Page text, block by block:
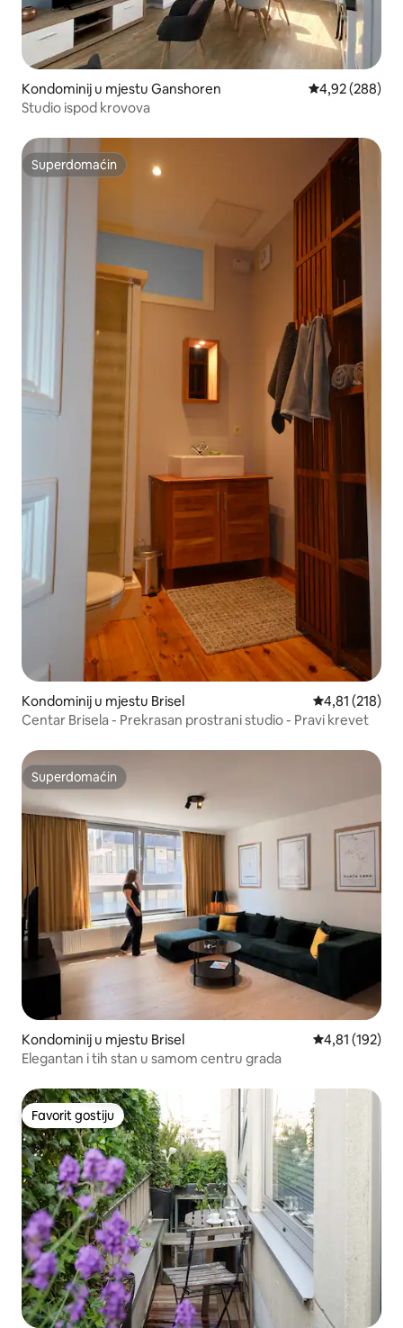
Kondominij u mjestu Ganshoren Prosječna
4,92 (288)
Studio ispod krovova
Superdomaćin
Superdomaćin
Kondominij u mjestu Brisel Prosječna
4,81 (218)
Centar Brisela - Prekrasan prostrani studio - Pravi krevet
Superdomaćin
Superdomaćin
Kondominij u mjestu Brisel Prosječna
4,81 (192)
Elegantan i tih stan u samom centru grada
Favorit gostiju
Favorit gostiju